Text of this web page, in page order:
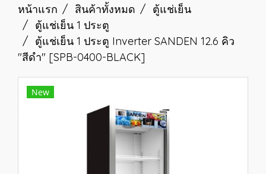
หน้าแรก สินค้าทั้งหมด
ตู้แช่เย็น
ตู้แช่เย็น 1 ประตู
ตู้แช่เย็น 1 ประตู Inverter SANDEN 12.6 คิว
"สีดำ" [SPB-0400-BLACK]
New